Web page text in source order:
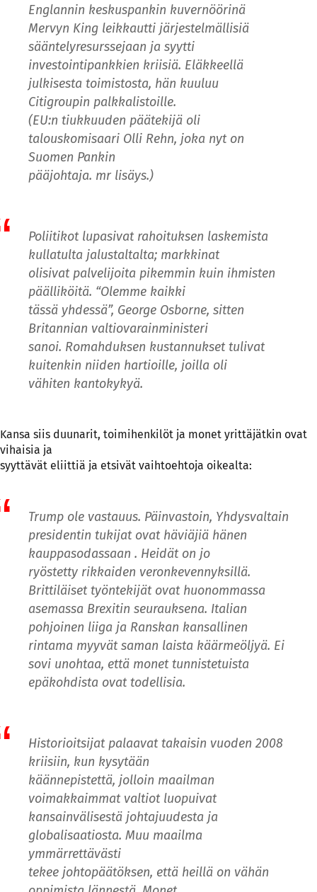
Englannin keskuspankin kuvernöörinä
Mervyn King leikkautti järjestelmällisiä
sääntelyresurssejaan ja syytti
investointipankkien kriisiä. Eläkkeellä
julkisesta toimistosta, hän kuuluu
Citigroupin palkkalistoille.
(EU:n tiukkuuden päätekijä oli
talouskomisaari Olli Rehn, joka nyt on
Suomen Pankin
pääjohtaja. mr lisäys.)
Poliitikot lupasivat rahoituksen laskemista
kullatulta jalustaltalta; markkinat
olisivat palvelijoita pikemmin kuin ihmisten
päälliköitä. “Olemme kaikki
tässä yhdessä”, George Osborne, sitten
Britannian valtiovarainministeri
sanoi. Romahduksen kustannukset tulivat
kuitenkin niiden hartioille, joilla oli
vähiten kantokykyä.
Kansa siis duunarit, toimihenkilöt ja monet yrittäjätkin ovat
vihaisia ja
syyttävät eliittiä ja etsivät vaihtoehtoja oikealta:
Trump ole vastauus. Päinvastoin, Yhdysvaltain
presidentin tukijat ovat häviäjiä hänen
kauppasodassaan . Heidät on jo
ryöstetty rikkaiden veronkevennyksillä.
Brittiläiset työntekijät ovat huonommassa
asemassa Brexitin seurauksena. Italian
pohjoinen liiga ja Ranskan kansallinen
rintama myyvät saman laista käärmeöljyä. Ei
sovi unohtaa, että monet tunnistetuista
epäkohdista ovat todellisia.
Historioitsijat palaavat takaisin vuoden 2008
kriisiin, kun kysytään
käännepistettä, jolloin maailman
voimakkaimmat valtiot luopuivat
kansainvälisestä johtajuudesta ja
globalisaatiosta. Muu maailma
ymmärrettävästi
tekee johtopäätöksen, että heillä on vähän